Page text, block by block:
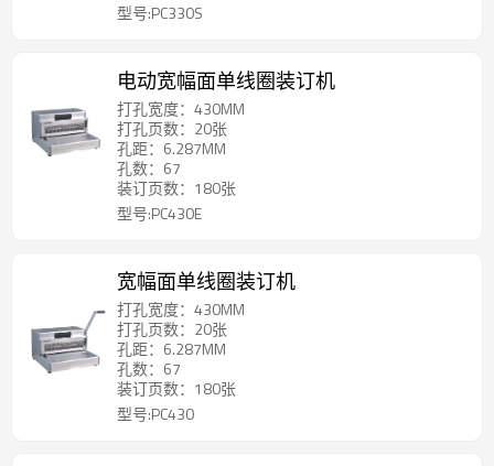
型号:PC330S
电动宽幅面单线圈装订机
打孔宽度：430MM
打孔页数：20张
孔距：6.287MM
孔数：67
装订页数：180张
型号:PC430E
宽幅面单线圈装订机
打孔宽度：430MM
打孔页数：20张
孔距：6.287MM
孔数：67
装订页数：180张
型号:PC430